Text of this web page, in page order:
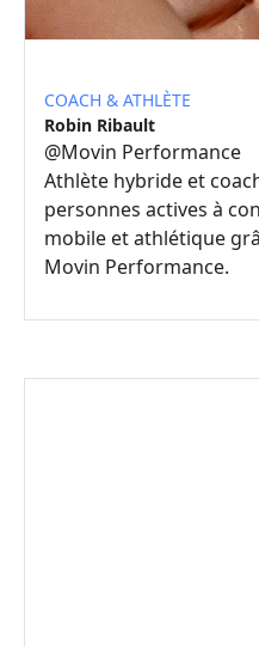
COACH & ATHLÈTE
Robin Ribault
@Movin Performance
Athlète hybride et
personnes actives à
mobile et athlétique
Movin Performance.